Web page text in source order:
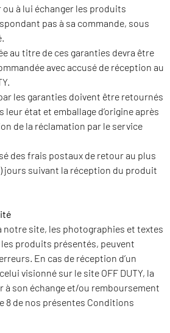
à lui échanger les produits
pas à sa commande, sous
au titre de ces garanties devra être
avec accusé de réception au
les garanties doivent être retournés
état et emballage d’origine après
de la réclamation par le service
des frais postaux de retour au plus
jours suivant la réception du produit
notre site, les photographies et textes
produits présentés, peuvent
En cas de réception d’un
visionné sur le site OFF DUTY, la
à son échange et/ou remboursement
8 de nos présentes Conditions